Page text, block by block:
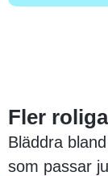
Fler
Bläddra
som passar